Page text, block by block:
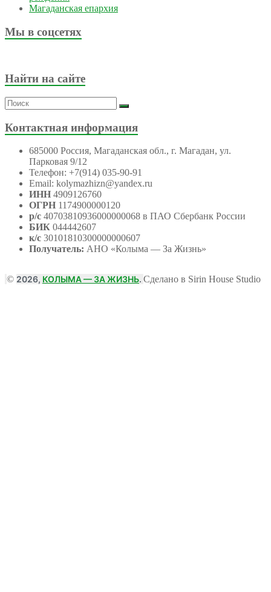
Магаданская епархия
Мы в соцсетях
Найти на сайте
Контактная информация
685000 Россия, Магаданская обл., г. Магадан, ул.
Парковая 9/12
Телефон: +7(914) 035-90-91
Email: kolymazhizn@yandex.ru
ИНН 4909126760
ОГРН 1174900000120
р/с 40703810936000000068 в ПАО Сбербанк России
БИК 044442607
к/с 30101810300000000607
Получатель: АНО «Колыма — За Жизнь»
© 2026, КОЛЫМА — ЗА ЖИЗНЬ. Сделано в Sirin House Studio